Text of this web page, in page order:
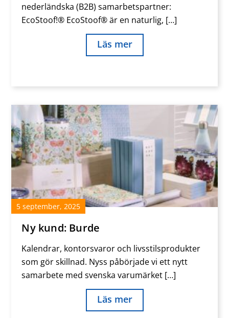
nederländska (B2B) samarbetspartner:
EcoStoof!® EcoStoof® är en naturlig, […]
Läs mer
5 september,2025
Ny kund: Burde
Kalendrar, kontorsvaror och livsstilsprodukter
som gör skillnad. Nyss påbörjade vi ett nytt
samarbete med svenska varumärket […]
Läs mer